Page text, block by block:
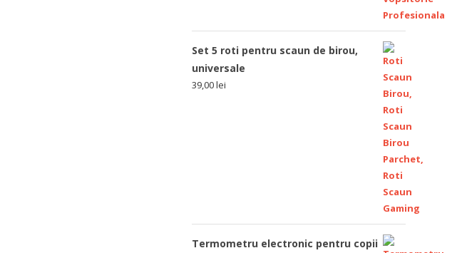
Set 5 roti pentru scaun de birou,
universale
39,00lei
Termometru electronic pentru copii